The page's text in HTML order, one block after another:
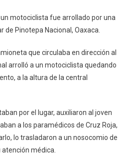
En
Pinotepa
motociclista fue arrollado por una
de Pinotepa Nacional, Oaxaca.
que circulaba en dirección al
arrolló a un motociclista quedando
a la altura de la central
por el lugar, auxiliaron al joven
a los paramédicos de Cruz Roja,
lo trasladaron a un nosocomio de
médica.